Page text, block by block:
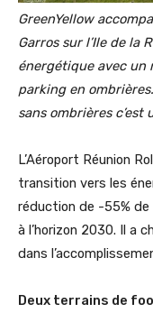
GreenYellow
Garros sur l’Ile de la
énergétique avec un
parking en
sans ombrières c’est
L’Aéroport Réunion
transition vers les
réduction de -55%
à l’horizon 2030. Il a
dans
Deux terrains de